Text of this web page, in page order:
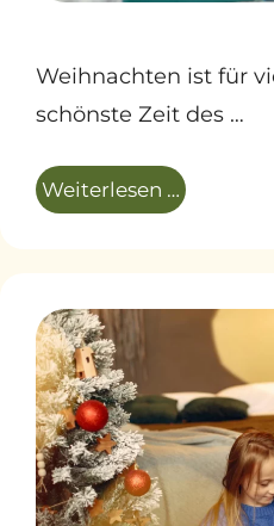
Weihnachten ist für
schönste Zeit des …
Weiterlesen …